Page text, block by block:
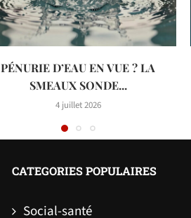
PÉNURIE D’EAU EN VUE ? LA
SMEAUX SONDE...
4 juillet 2026
CATEGORIES POPULAIRES
Social-santé